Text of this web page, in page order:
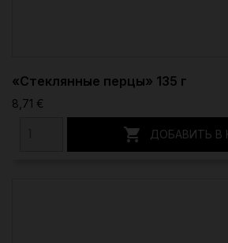
«Стеклянные перцы» 135 г
8,71 €
 ДОБАВИТЬ В